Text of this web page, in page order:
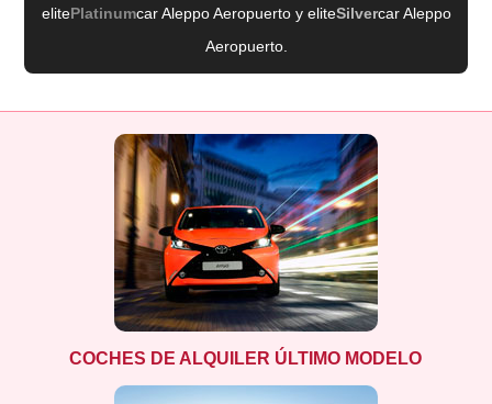
elitePlatinumcar Aleppo Aeropuertoy eliteSilvercar Aleppo
Aeropuerto.
COCHES DE ALQUILER ÚLTIMO MODELO